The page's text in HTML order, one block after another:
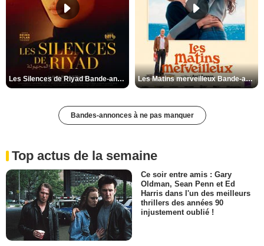
Les Silences de Riyad Bande-annonce VO STFR Les Matins merveilleux Bande-annonce VF
Bandes-annonces à ne pas manquer
Top actus de la semaine
Ce soir entre amis : Gary
Oldman, Sean Penn et Ed
Harris dans l'un des meilleurs
thrillers des années 90
injustement oublié !